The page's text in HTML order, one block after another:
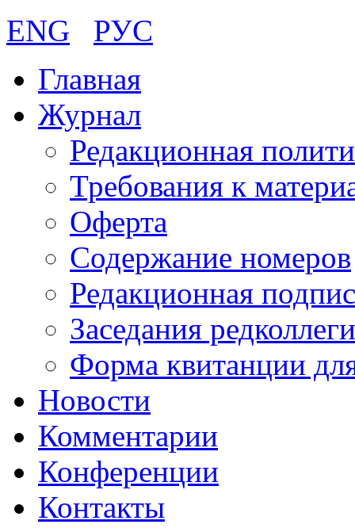
ENG
РУС
Главная
Журнал
Редакционная
Требования к
Оферта
Содержание номеров
Редакционная
Заседания
Форма квитанции
Новости
Комментарии
Конференции
Контакты